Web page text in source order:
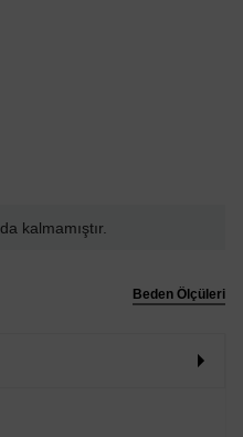
kalmamıştır.
Beden Ölçüleri